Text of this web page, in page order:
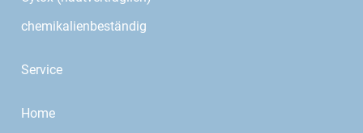
chemikalienbeständig
Service
Home